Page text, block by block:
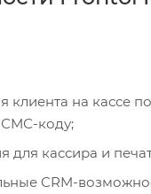
клиента на кассе
коду;
для кассира и
CRM-